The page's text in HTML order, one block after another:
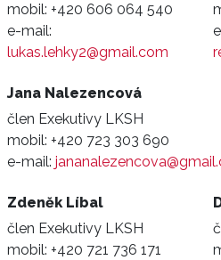
mobil: +420 606 064 540
e-mail:
lukas.lehky2@gmail.com
Jana Nalezencová
člen Exekutivy LKSH
mobil: +420 723 303 690
e-mail:
Zdeněk Líbal
člen Exekutivy LKSH
mobil: +420 721 736 171